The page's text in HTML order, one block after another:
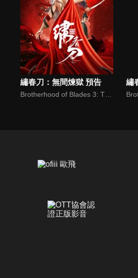
繡春刀：無間煉獄 預告
Brotherhood of Blades 3: The Embroidered Sword
繡